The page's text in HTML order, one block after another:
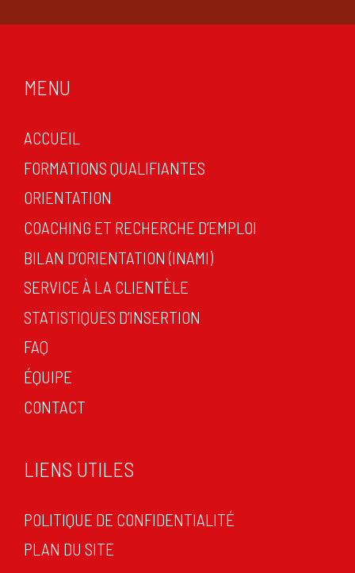
MENU
ACCUEIL
FORMATIONS QUALIFIANTES
ORIENTATION
COACHING ET RECHERCHE D’EMPLOI
BILAN D’ORIENTATION (INAMI)
SERVICE À LA CLIENTÈLE
STATISTIQUES D’INSERTION
FAQ
ÉQUIPE
CONTACT
LIENS UTILES
POLITIQUE DE CONFIDENTIALITÉ
PLAN DU SITE